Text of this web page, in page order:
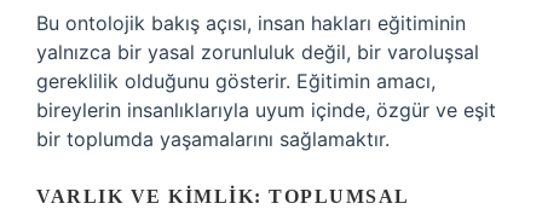
Bu ontolojik bakış açısı, insan hakları eğitiminin
yalnızca bir yasal zorunluluk değil, bir varoluşsal
gereklilik olduğunu gösterir. Eğitimin amacı,
bireylerin insanlıklarıyla uyum içinde, özgür ve eşit
bir toplumda yaşamalarını sağlamaktır.
VARLIK VE KIMLIK: TOPLUMSAL